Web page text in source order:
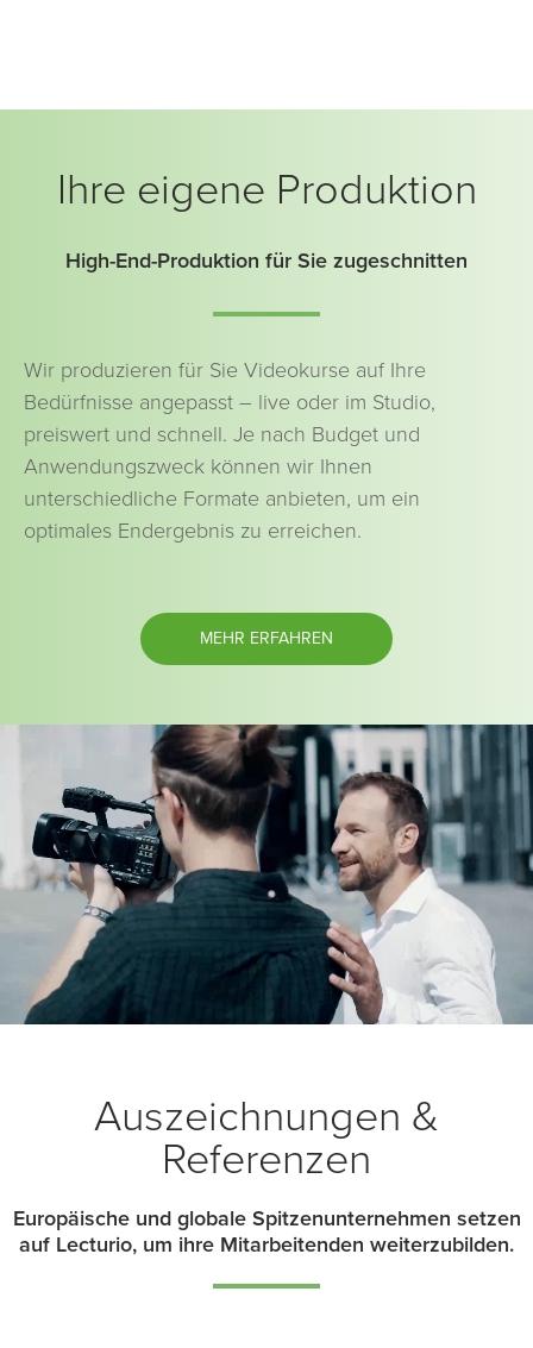
und Ihren Farben ausgestattet werden. Das sieht nicht
nur gut aus, sondern vermittelt auch die Vernetzung
Hochschule oder Bildungseinrichtung.
Ihre eigene Produktion
High-End-Produktion für Sie zugeschnitten
Wir produzieren für Sie Videokurse auf Ihre
Bedürfnisse angepasst – live oder im Studio,
preiswert und schnell. Je nach Budget und
Anwendungszweck können wir Ihnen
unterschiedliche Formate anbieten, um ein
optimales Endergebnis zu erreichen.
MEHR ERFAHREN
Auszeichnungen &
Referenzen
Europäische und globale Spitzenunternehmen setzen
auf Lecturio, um ihre Mitarbeitenden weiterzubilden.